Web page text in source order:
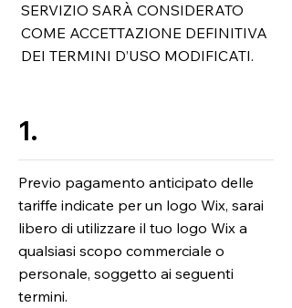
SERVIZIO SARÀ CONSIDERATO
COME ACCETTAZIONE DEFINITIVA
DEI TERMINI D’USO MODIFICATI.
1.
Previo pagamento anticipato delle
tariffe indicate per un logo Wix, sarai
libero di utilizzare il tuo logo Wix a
qualsiasi scopo commerciale o
personale, soggetto ai seguenti
termini.